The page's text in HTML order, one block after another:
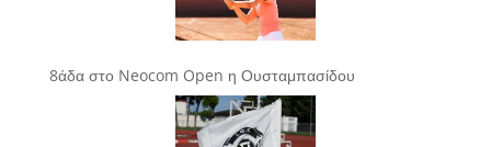
8άδα στο Neocom Open η Ουσταμπασίδου